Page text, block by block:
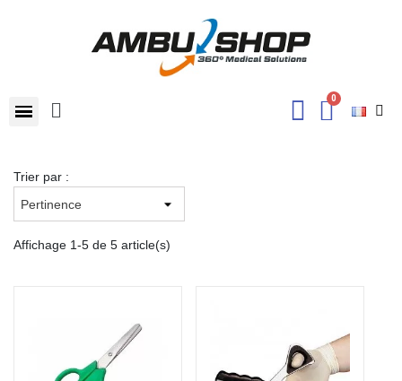
Trier par :
Affichage 1-5 de 5 article(s)